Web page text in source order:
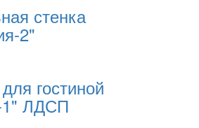
стенка
2"
гостиной
1" ЛДСП